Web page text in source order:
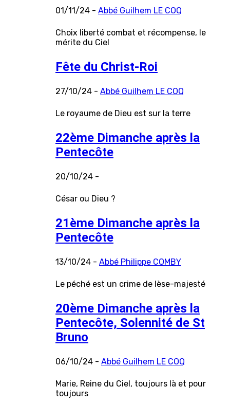
01/11/24 - Abbé Guilhem LE COQ
Choix liberté combat et récompense, le
mérite du Ciel
Fête du Christ-Roi
27/10/24 - Abbé Guilhem LE COQ
Le royaume de Dieu est sur la terre
22ème Dimanche après la
Pentecôte
20/10/24 -
César ou Dieu ?
21ème Dimanche après la
Pentecôte
13/10/24 - Abbé Philippe COMBY
Le péché est un crime de lèse-majesté
20ème Dimanche après la
Pentecôte, Solennité de St
Bruno
06/10/24 - Abbé Guilhem LE COQ
Marie, Reine du Ciel, toujours là et pour
toujours